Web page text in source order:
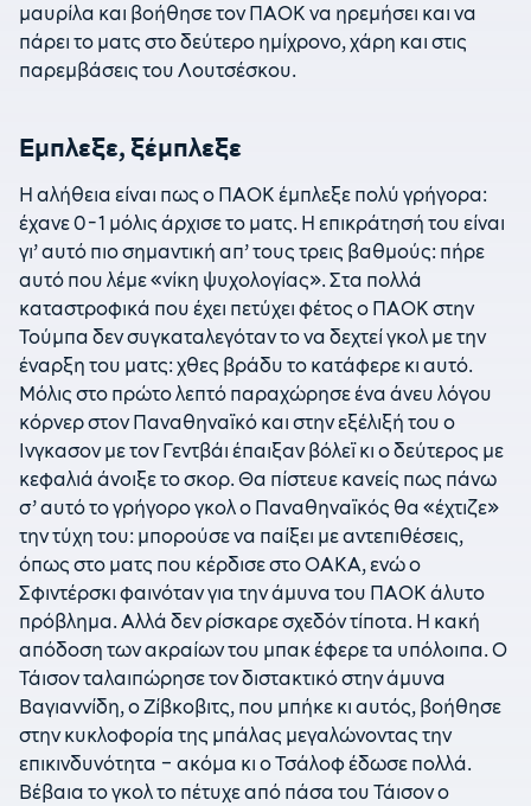
μαυρίλα και βοήθησε τον ΠΑΟΚ να ηρεμήσει και να
πάρει το ματς στο δεύτερο ημίχρονο, χάρη και στις
παρεμβάσεις του Λουτσέσκου.
Εμπλεξε, ξέμπλεξε
Η αλήθεια είναι πως ο ΠΑΟΚ έμπλεξε πολύ γρήγορα:
έχανε 0-1 μόλις άρχισε το ματς. Η επικράτησή του είναι
γι’ αυτό πιο σημαντική απ’ τους τρεις βαθμούς: πήρε
αυτό που λέμε «νίκη ψυχολογίας». Στα πολλά
καταστροφικά που έχει πετύχει φέτος ο ΠΑΟΚ στην
Τούμπα δεν συγκαταλεγόταν το να δεχτεί γκολ με την
έναρξη του ματς: χθες βράδυ το κατάφερε κι αυτό.
Μόλις στο πρώτο λεπτό παραχώρησε ένα άνευ λόγου
κόρνερ στον Παναθηναϊκό και στην εξέλιξή του ο
Ινγκασον με τον Γεντβάι έπαιξαν βόλεϊ κι ο δεύτερος με
κεφαλιά άνοιξε το σκορ. Θα πίστευε κανείς πως πάνω
σ’ αυτό το γρήγορο γκολ ο Παναθηναϊκός θα «έχτιζε»
την τύχη του: μπορούσε να παίξει με αντεπιθέσεις,
όπως στο ματς που κέρδισε στο ΟΑΚΑ, ενώ ο
Σφιντέρσκι φαινόταν για την άμυνα του ΠΑΟΚ άλυτο
πρόβλημα. Αλλά δεν ρίσκαρε σχεδόν τίποτα. Η κακή
απόδοση των ακραίων του μπακ έφερε τα υπόλοιπα. Ο
Τάισον ταλαιπώρησε τον διστακτικό στην άμυνα
Βαγιαννίδη, ο Ζίβκοβιτς, που μπήκε κι αυτός, βοήθησε
στην κυκλοφορία της μπάλας μεγαλώνοντας την
επικινδυνότητα – ακόμα κι ο Τσάλοφ έδωσε πολλά.
Βέβαια το γκολ το πέτυχε από πάσα του Τάισον ο